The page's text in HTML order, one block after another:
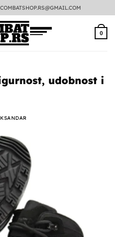
COMBATSHOP.RS@GMAIL.COM
0
udobnost i